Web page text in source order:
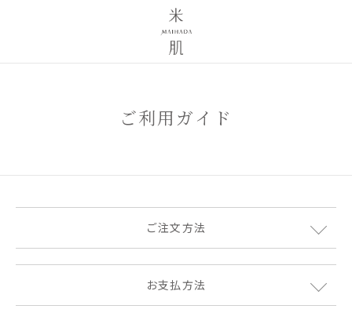
ご利用ガイド
ご注文方法
お支払方法